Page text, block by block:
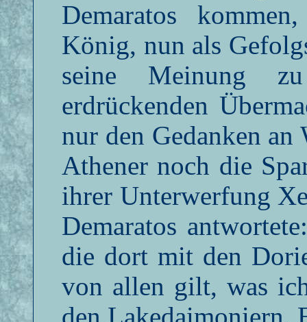
Demaratos
König, nun als
seine Meinung
erdrückenden
nur den Gedanken an
Athener noch die
ihrer Unterwerfung
Demaratos
die dort mit den
von allen gilt, was